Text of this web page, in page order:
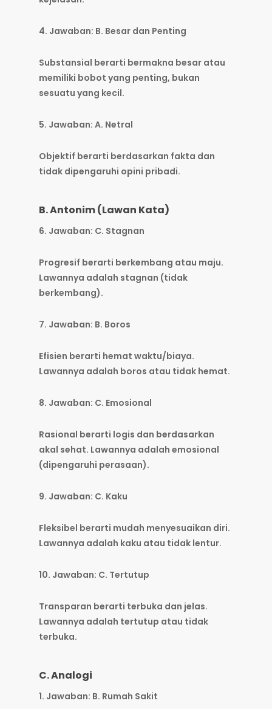
4. Jawaban: B. Besar dan Penting
Substansial berarti bermakna besar atau
memiliki bobot yang penting, bukan
sesuatu yang kecil.
5. Jawaban: A. Netral
Objektif berarti berdasarkan fakta dan
tidak dipengaruhi opini pribadi.
B. Antonim (Lawan Kata)
6. Jawaban: C. Stagnan
Progresif berarti berkembang atau maju.
Lawannya adalah stagnan (tidak
berkembang).
7. Jawaban: B. Boros
Efisien berarti hemat waktu/biaya.
Lawannya adalah boros atau tidak hemat.
8. Jawaban: C. Emosional
Rasional berarti logis dan berdasarkan
akal sehat. Lawannya adalah emosional
(dipengaruhi perasaan).
9. Jawaban: C. Kaku
Fleksibel berarti mudah menyesuaikan diri.
Lawannya adalah kaku atau tidak lentur.
10. Jawaban: C. Tertutup
Transparan berarti terbuka dan jelas.
Lawannya adalah tertutup atau tidak
terbuka.
C. Analogi
1. Jawaban: B. Rumah Sakit